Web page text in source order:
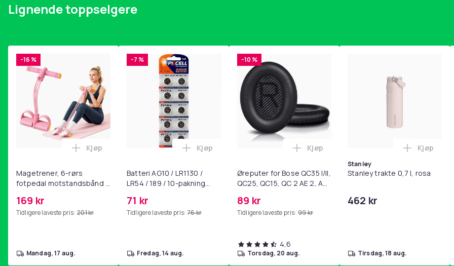
Lignende toppselgere
-16 %
Magetrener, 6-rørs
fotpedal motstandsbånd -
yoga og
hjemmegymnastikk Pink
169 kr
Tidligere laveste pris: 201 kr
Legg Magetrener, 6-rørs fotpedal motstandsbånd - mage- og kjernetrening, yoga og
Kjøp
mandag, 17 aug.
-7 %
Batteri AG10 / LR1130 /
LR54 / 189 / 10-pakning
71 kr
Tidligere laveste pris: 76 kr
Legg Batteri AG10 / LR1130 / LR54 / 189 / 10-pakning PKcell i
Kjøp
fredag, 14 aug.
-10 %
Øreputer for Bose QC35 I/II,
QC25, QC15, QC 2 AE 2, AE
SoundLink Black
89 kr
Tidligere laveste pris: 99 kr
Legg Øreputer for Bose QC35 I/II, QC25,
Kjøp
4,6
torsdag, 20 aug.
Stanley
Stanley trakte 0,7 l, rosa
462 kr
Legg
Kjøp
tirsdag, 18 aug.